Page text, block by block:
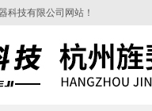
科技有限公司网站！